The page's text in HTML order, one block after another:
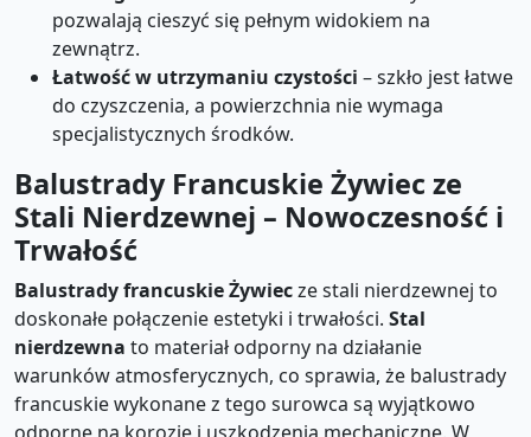
pozwalają cieszyć się pełnym widokiem na
zewnątrz.
Łatwość w utrzymaniu czystości – szkło jest łatwe
do czyszczenia, a powierzchnia nie wymaga
specjalistycznych środków.
Balustrady Francuskie Żywiec ze
Stali Nierdzewnej – Nowoczesność i
Trwałość
Balustrady francuskie Żywiecze stali nierdzewnej to
doskonałe połączenie estetyki i trwałości. Stal
nierdzewna to materiał odporny na działanie
warunków atmosferycznych, co sprawia, że balustrady
francuskie wykonane z tego surowca są wyjątkowo